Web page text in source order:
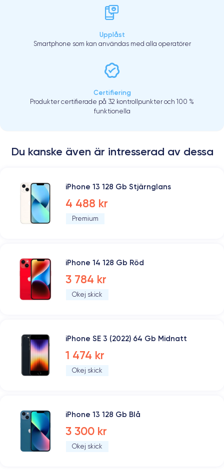
Upplåst
Smartphone som kan användas med alla operatörer
Certifiering
Produkter certifierade på 32 kontrollpunkter och 100 %
funktionella
Du kanske även är intresserad av dessa
iPhone 13 128 Gb Stjärnglans
4 488 kr
Premium
iPhone 14 128 Gb Röd
3 784 kr
Okej skick
iPhone SE 3 (2022) 64 Gb Midnatt
1 474 kr
Okej skick
iPhone 13 128 Gb Blå
3 300 kr
Okej skick